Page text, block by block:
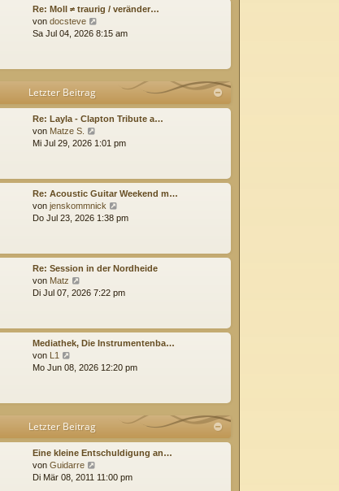
g
t
e
r
i
r
a
g
Re: Moll ≠ traurig / veränder…
von docsteve
e
s
r
B
a
g
Sa Jul 04, 2026 8:15 am
Letzter Beitrag
Re: Layla - Clapton Tribute a…
von Matze S.
e
s
t
e
r
i
a
Mi Jul 29, 2026 1:01 pm
Re: Acoustic Guitar Weekend m…
von jenskommnick
e
s
t
r
i
a
Do Jul 23, 2026 1:38 pm
Re: Session in der Nordheide
von Matz
e
s
t
r
i
r
a
g
Di Jul 07, 2026 7:22 pm
Mediathek, Die Instrumentenba…
von L1
e
s
e
r
B
e
Mo Jun 08, 2026 12:20 pm
Letzter Beitrag
Eine kleine Entschuldigung an…
von Guidarre
e
Di Mär 08, 2011 11:00 pm